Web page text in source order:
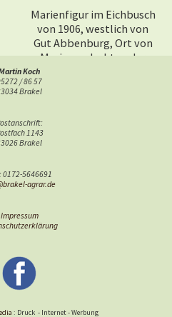
Marienfigur im Eichbusch
von 1906, westlich von
Gut Abbenburg, Ort von
Marienandachten der
Pfarrgemeinde Bellersen
Koch
/ 86 57
Brakel
1143
Brakel
0172-5646691
agrar.de
Impressum
: Druck - Internet-Werbung